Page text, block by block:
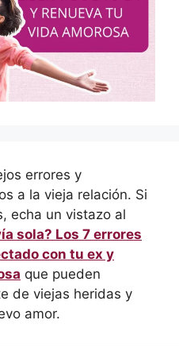
errores y
a la vieja relación. Si
echa un vistazo al
sola? Los 7 errores
con tu ex y
que pueden
de viejas heridas y
amor.